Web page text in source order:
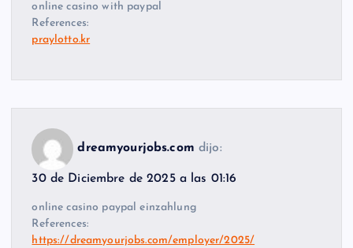
online casino with paypal
References:
praylotto.kr
dreamyourjobs.com dijo:
30 de Diciembre de 2025 a las 01:16
online casino paypal einzahlung
References:
https://dreamyourjobs.com/employer/2025/